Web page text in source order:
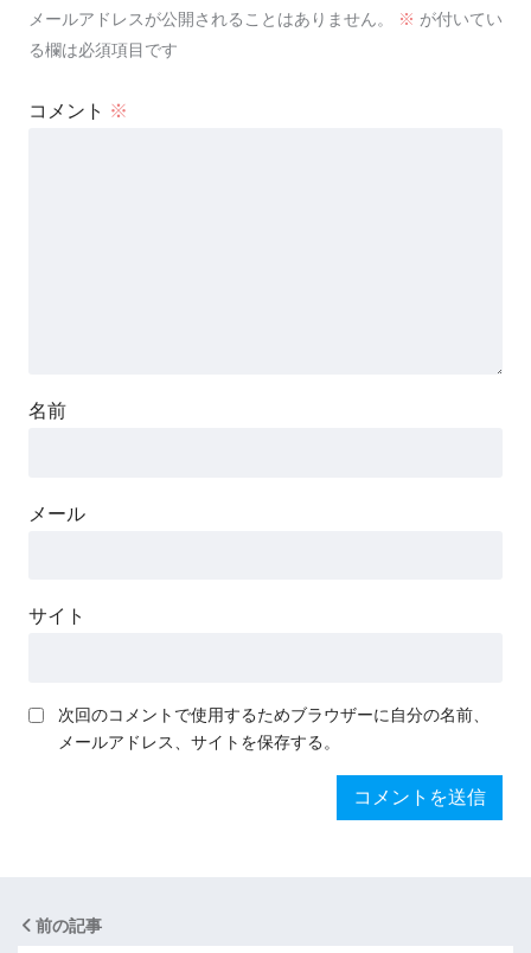
メールアドレスが公開されることはありません。 ※ が付いてい
る欄は必須項目です
コメント ※
名前
メール
サイト
次回のコメントで使用するためブラウザーに自分の名前、
メールアドレス、サイトを保存する。
前の記事